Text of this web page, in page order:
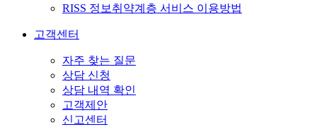
RISS 정보취약계층 서비스 이용방법
고객센터
자주 찾는 질문
상담 신청
상담 내역 확인
고객제안
신고센터